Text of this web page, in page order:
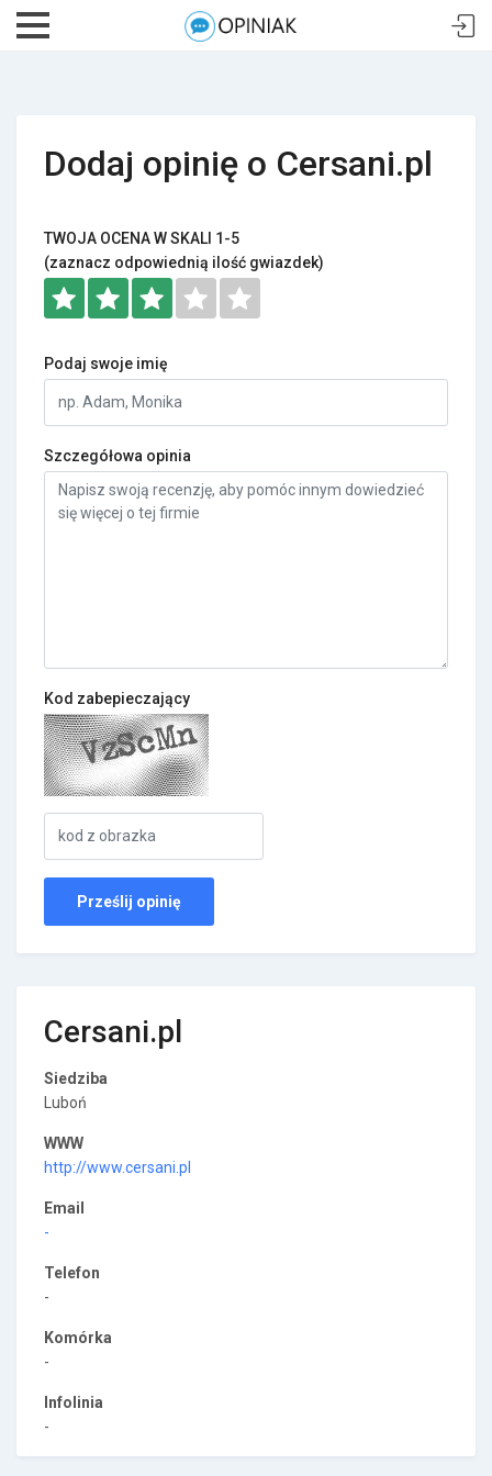
Dodaj opinię o Cersani.pl
TWOJA OCENA W SKALI 1-5
(zaznacz odpowiednią ilość gwiazdek)
Podaj swoje imię
Szczegółowa opinia
Kod zabepieczający
Cersani.pl
Siedziba
Luboń
WWW
http://www.cersani.pl
Email
-
Telefon
-
Komórka
-
Infolinia
-